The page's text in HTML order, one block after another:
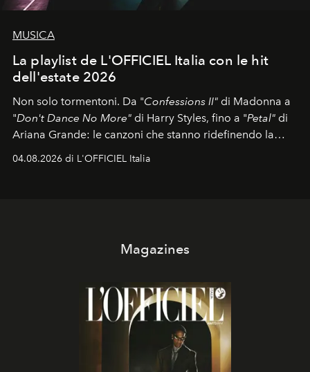
MUSICA
La playlist de L'OFFICIEL Italia con le hit
dell'estate 2026
Non solo tormentoni. Da "Confessions II" di Madonna a
"Don't Dance No More" di Harry Styles, fino a "Petal" di
Ariana Grande: le canzoni che stanno ridefinendo la
colonna sonora della stagione.
04.08.2026 di L'OFFICIEL Italia
Magazines